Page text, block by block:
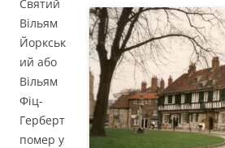
Святий
Вільям
Йоркськ
ий або
Вільям
Фіц-
Герберт
помер у